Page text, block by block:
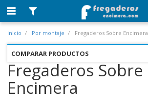
Inicio Por montaje Fregaderos Sobre Encimera
COMPARAR PRODUCTOS
Fregaderos Sobre
Encimera